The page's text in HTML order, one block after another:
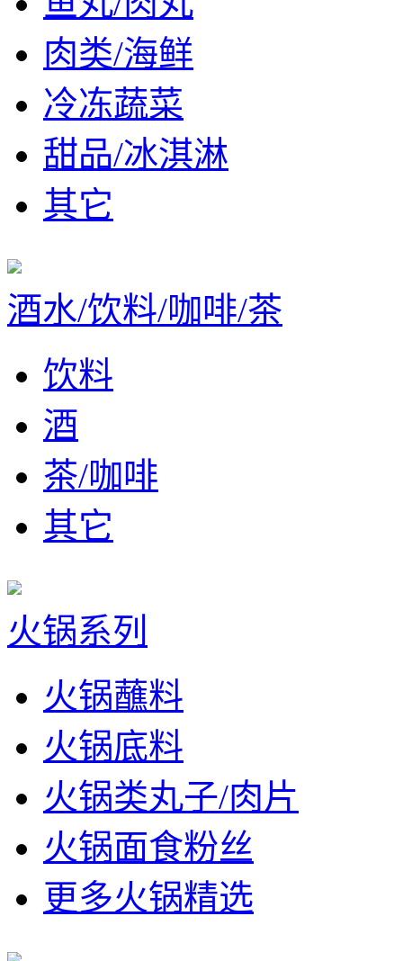
肉类/海鲜
冷冻蔬菜
甜品/冰淇淋
其它
酒水/饮料/咖啡/茶
饮料
酒
茶/咖啡
其它
火锅系列
火锅蘸料
火锅底料
火锅类丸子/肉片
火锅面食粉丝
更多火锅精选